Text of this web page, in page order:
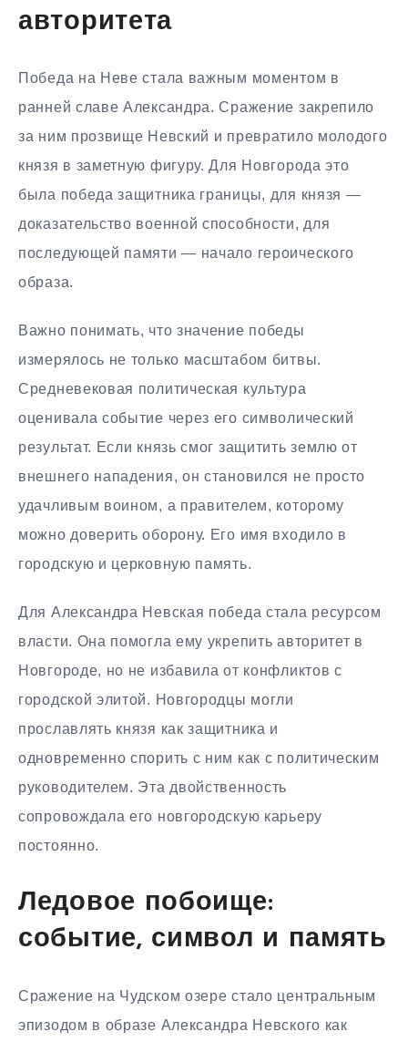
авторитета
Победа на Неве стала важным моментом в
ранней славе Александра. Сражение закрепило
за ним прозвище Невский и превратило молодого
князя в заметную фигуру. Для Новгорода это
была победа защитника границы, для князя —
доказательство военной способности, для
последующей памяти — начало героического
образа.
Важно понимать, что значение победы
измерялось не только масштабом битвы.
Средневековая политическая культура
оценивала событие через его символический
результат. Если князь смог защитить землю от
внешнего нападения, он становился не просто
удачливым воином, а правителем, которому
можно доверить оборону. Его имя входило в
городскую и церковную память.
Для Александра Невская победа стала ресурсом
власти. Она помогла ему укрепить авторитет в
Новгороде, но не избавила от конфликтов с
городской элитой. Новгородцы могли
прославлять князя как защитника и
одновременно спорить с ним как с политическим
руководителем. Эта двойственность
сопровождала его новгородскую карьеру
постоянно.
Ледовое побоище:
событие, символ и память
Сражение на Чудском озере стало центральным
эпизодом в образе Александра Невского как